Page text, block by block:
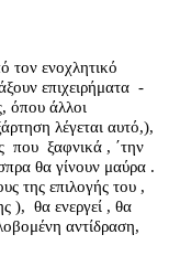
τον ενοχλητικό
επιχειρήματα -
όπου άλλοι
λέγεται αυτό,),
που ξαφνικά , ΄την
θα γίνουν μαύρα .
της επιλογής του ,
), θα ενεργεί , θα
αντίδραση,